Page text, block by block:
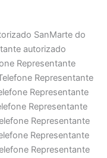
SanMarte do
autorizado
Representante
Representante
Representante
Representante
Representante
Representante
Representante